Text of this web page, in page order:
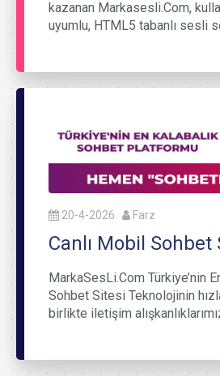
kazanan Markasesli.Com,
uyumlu, HTML5 tabanlı sesli
20-4-2026 Farz
Canlı Mobil Sohbet
MarkaSesLi.Com Türkiye’nin
Sohbet Sitesi Teknolojinin
birlikte iletişim